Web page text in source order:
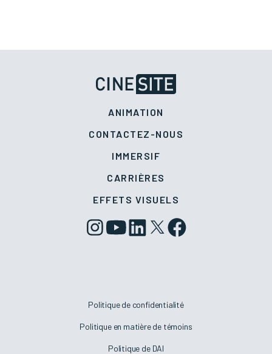
ANIMATION
CONTACTEZ-NOUS
IMMERSIF
CARRIÈRES
EFFETS VISUELS
Politique de confidentialité
Politique en matière de témoins
Politique de DAI